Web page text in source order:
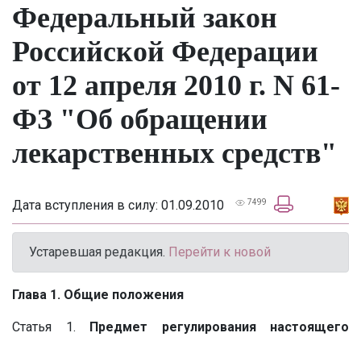
Федеральный закон
Российской Федерации
от 12 апреля 2010 г. N 61-
ФЗ "Об обращении
лекарственных средств"
Дата вступления в силу: 01.09.2010 7499
Устаревшая редакция. Перейти к новой
Глава 1. Общие положения
Статья 1. Предмет регулирования настоящего